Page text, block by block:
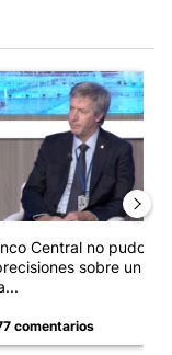
nombró al ideólogo
de tendencia
Central no pudo
sobre un
comentarios